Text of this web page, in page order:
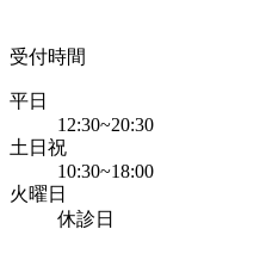
受付時間
平日
12:30~20:30
土日祝
10:30~18:00
火曜日
休診日